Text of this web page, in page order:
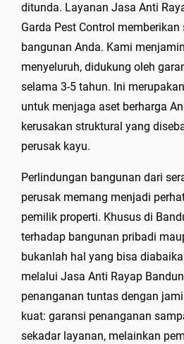
ditunda. Layanan Jasa Anti
Garda Pest Control
bangunan Anda. Kami
menyeluruh, didukung oleh
selama 3-5 tahun. Ini
untuk menjaga aset berharga
kerusakan struktural yang
perusak kayu.
Perlindungan bangunan dari
perusak memang menjadi
pemilik properti. Khusus di
terhadap bangunan pribadi
bukanlah hal yang bisa
melalui Jasa Anti Rayap
penanganan tuntas dengan
kuat: garansi penanganan
sekadar layanan, melainkan